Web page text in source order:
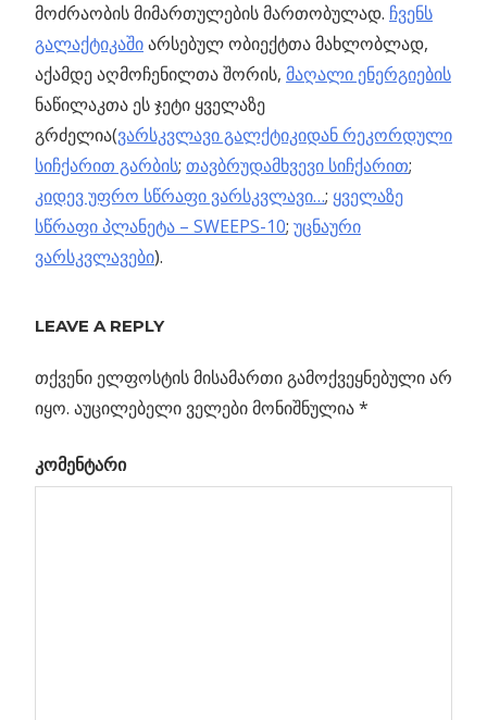
მოძრაობის მიმართულების მართობულად. ჩვენს
გალაქტიკაშიარსებულ ობიექტთა მახლობლად,
აქამდე აღმოჩენილთა შორის, მაღალი ენერგიების
ნაწილაკთა ეს ჯეტი ყველაზე
გრძელია(ვარსკვლავი გალქტიკიდან რეკორდული
სიჩქარით გარბის; თავბრუდამხვევი სიჩქარით;
კიდევ უფრო სწრაფი ვარსკვლავი…; ყველაზე
სწრაფი პლანეტა – SWEEPS-10; უცნაური
ვარსკვლავები).
ნავიგაცია
Previous
ცოტა
ბნელ
ენერგიაზე
LEAVE A REPLY
თქვენი ელფოსტის მისამართი გამოქვეყნებული არ
იყო. აუცილებელი ველები მონიშნულია*
კომენტარი